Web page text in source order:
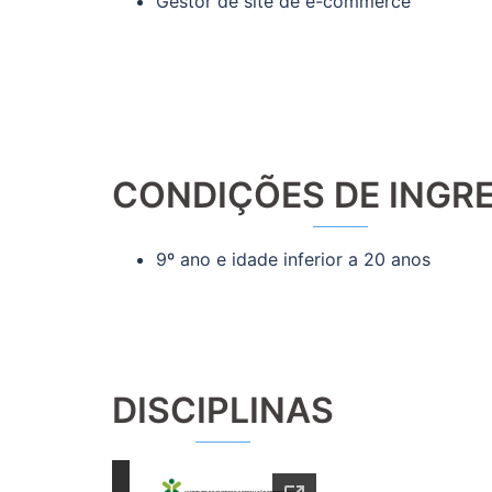
CONDIÇÕES DE
9º ano e idade inferior a 20 anos
DISCIPLINAS